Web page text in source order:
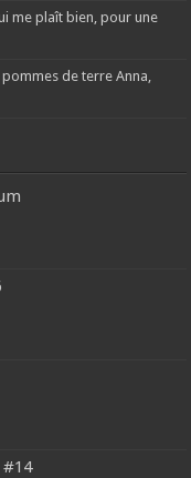
me plaît bien, pour une
de terre Anna,
#14